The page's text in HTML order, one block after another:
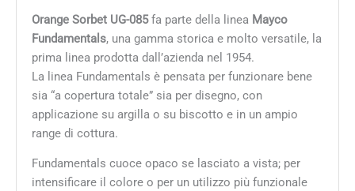
Orange Sorbet UG-085fa parte della linea Mayco
Fundamentals, una gamma storica e molto versatile, la
prima linea prodotta dall’azienda nel 1954.
La linea Fundamentals è pensata per funzionare bene
sia “a copertura totale” sia per disegno, con
applicazione su argilla o su biscotto e in un ampio
range di cottura.
Fundamentals cuoce opaco se lasciato a vista; per
intensificare il colore o per un utilizzo più funzionale